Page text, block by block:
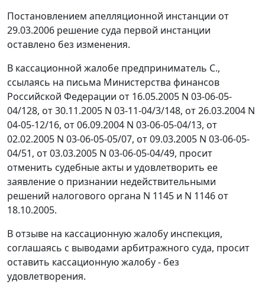
Постановлением апелляционной инстанции от
29.03.2006 решение суда первой инстанции
оставлено без изменения.
В кассационной жалобе предприниматель С.,
ссылаясь на письма Министерства финансов
Российской Федерации от 16.05.2005 N 03-06-05-
04/128, от 30.11.2005 N 03-11-04/3/148, от 26.03.2004 N
04-05-12/16, от 06.09.2004 N 03-06-05-04/13, от
02.02.2005 N 03-06-05-05/07, от 09.03.2005 N 03-06-05-
04/51, от 03.03.2005 N 03-06-05-04/49, просит
отменить судебные акты и удовлетворить ее
заявление о признании недействительными
решений налогового органа N 1145 и N 1146 от
18.10.2005.
В отзыве на кассационную жалобу инспекция,
соглашаясь с выводами арбитражного суда, просит
оставить кассационную жалобу - без
удовлетворения.